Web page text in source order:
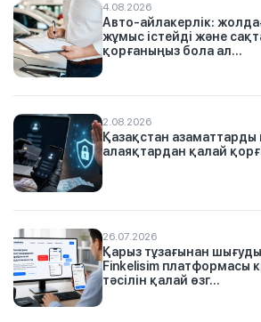
4.08.2026
Авто-айлакерлік:
жұмыс істейді және
қорғаныңыз бола ал...
2.08.2026
Қазақстан
алаяқтардан қалай
26.07.2026
Қарыз тұзағынан
Finkelisim платформасы
тәсілін қалай өзг...